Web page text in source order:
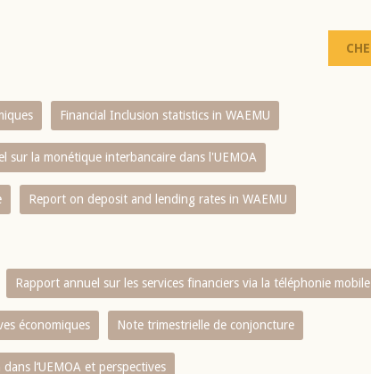
Financial Inclusion statistics in WAEMU
sur la monétique interbancaire dans l'UEMOA
Report on deposit and lending rates in WAEMU
Rapport annuel sur les services financiers via la téléphonie mobile
économiques Note trimestrielle de conjoncture
l‘UEMOA et perspectives